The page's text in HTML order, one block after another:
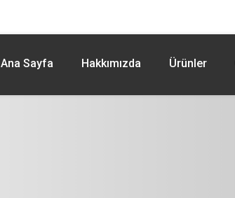
Ana Sayfa Hakkımızda Ürünler